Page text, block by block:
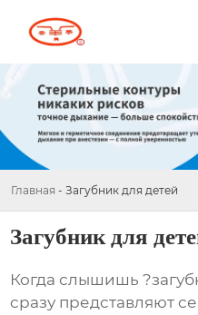
Главная - Загубник для детей
Загубник для
Когда слышишь
сразу представляют